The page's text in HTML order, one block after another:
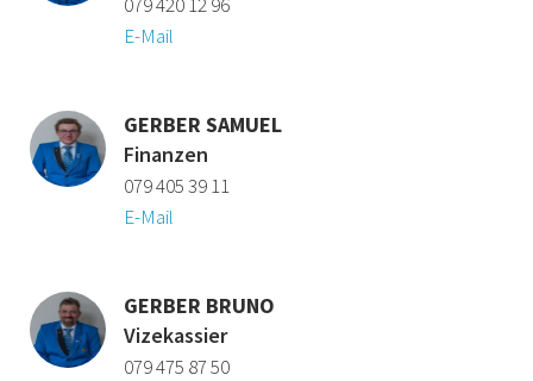
E-Mail
GERBER SAMUEL
Finanzen
079 405 39 11
E-Mail
GERBER BRUNO
Vizekassier
079 475 87 50